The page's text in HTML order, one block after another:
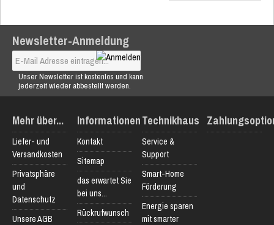
Newsletter-Anmeldung
Unser Newsletter ist kostenlos und kann
jederzeit wieder abbestellt werden.
Mehr über...
Liefer- und
Versandkosten
Privatsphäre
und
Datenschutz
Unsere AGB
Informationen
Kontakt
Sitemap
das erwartet Sie
bei uns...
Rückrufwunsch
Technikhaus
Service &
Support
Smart-Home
Förderung
Energie sparen
mit smarter